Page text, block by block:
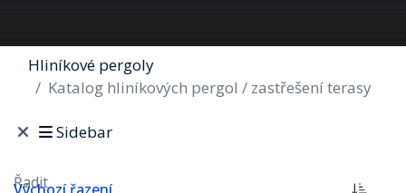
Hliníkové pergoly
Katalog hliníkových pergol / zastřešení terasy
Sidebar
Řadit